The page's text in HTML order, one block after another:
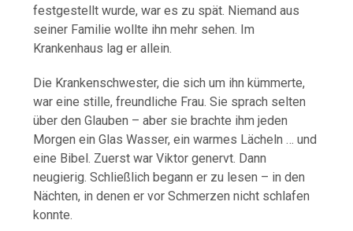
festgestellt wurde, war es zu spät. Niemand aus
seiner Familie wollte ihn mehr sehen. Im
Krankenhaus lag er allein.
Die Krankenschwester, die sich um ihn kümmerte,
war eine stille, freundliche Frau. Sie sprach selten
über den Glauben – aber sie brachte ihm jeden
Morgen ein Glas Wasser, ein warmes Lächeln … und
eine Bibel. Zuerst war Viktor genervt. Dann
neugierig. Schließlich begann er zu lesen – in den
Nächten, in denen er vor Schmerzen nicht schlafen
konnte.